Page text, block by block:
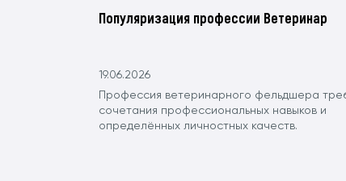
Популяризация профессии Ветеринар
19.06.2026
Профессия ветеринарного фельдшера
сочетания профессиональных навыков и
определённых личностных качеств.